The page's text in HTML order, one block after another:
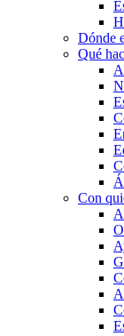
Dónde
Qué
Con